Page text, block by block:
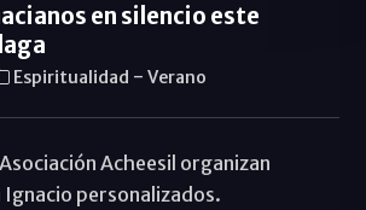
en silencio este
Espiritualidad - Verano
Acheesil organizan
Ignacio personalizados.